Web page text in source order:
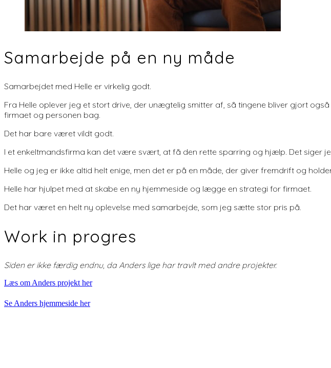
Samarbejde på en ny måde
Samarbejdet med Helle er virkelig godt.
Fra Helle oplever jeg et stort drive, der unægtelig smitter af, så tingene bliver gjort
firmaet og personen bag.
Det har bare været vildt godt.
I et enkeltmandsfirma kan det være svært, at få den rette sparring og hjælp. Det siger
Helle og jeg er ikke altid helt enige, men det er på en måde, der giver fremdrift og
Helle har hjulpet med at skabe en ny hjemmeside og lægge en strategi for firmaet.
Det har været en helt ny oplevelse med samarbejde, som jeg sætte stor pris på.
Work in progres
Siden er ikke færdig endnu, da Anders lige har travlt med andre projekter.
Læs om Anders projekt her
Se Anders hjemmeside her